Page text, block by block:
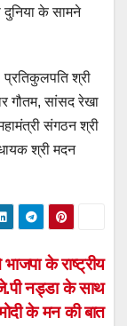
दुनिया के सामने
प्रतिकुलपति श्री
गौतम, सांसद रेखा
संगठन श्री
श्री मदन
के राष्ट्रीय
नड्डा के साथ
के मन की बात